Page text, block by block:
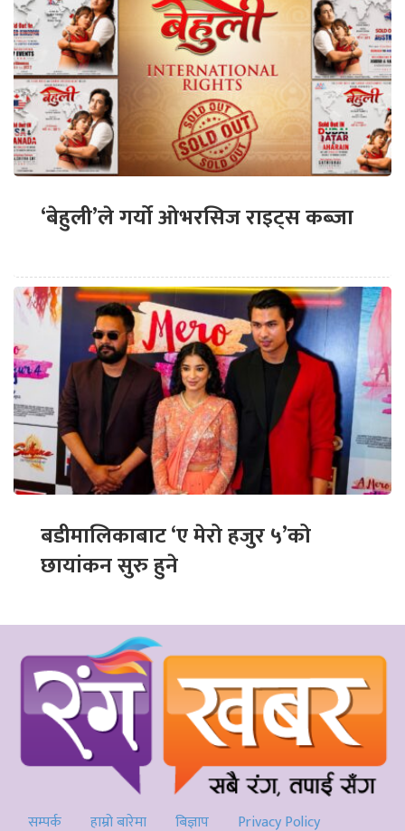
‘बेहुली’ले गर्यो ओभरसिज राइट्स कब्जा
बडीमालिकाबाट ‘ए मेरो हजुर ५’को
छायांकन सुरु हुने
सम्पर्क हाम्रो बारेमा बिज्ञाप Privacy Policy